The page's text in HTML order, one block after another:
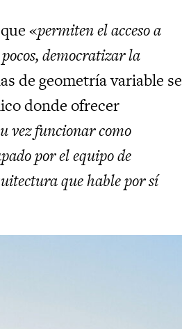
«permiten el acceso a
democratizar la
de geometría variable se
donde ofrecer
vez funcionar como
por el equipo de
que hable por sí